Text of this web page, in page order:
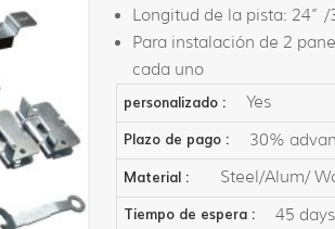
Longitud de la pista: 24” /
Para instalación de 2
cada uno
personalizado : Yes
Plazo de pago : 30%
Material : Steel/Alum/
Tiempo de espera : 45 days